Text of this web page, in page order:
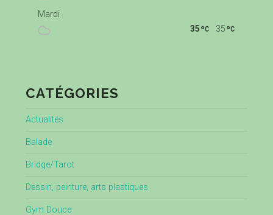
Mardi
35
35
CATÉGORIES
Actualités
Balade
Bridge/Tarot
Dessin, peinture, arts plastiques
Gym Douce